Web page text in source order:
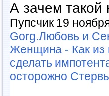
А зачем такой
Пупсчик 19
Gorg.Любовь и
Женщина - Как из
сделать
осторожно